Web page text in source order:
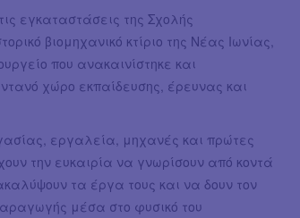
εγκαταστάσεις της Σχολής
βιομηχανικό κτίριο της Νέας Ιωνίας,
που ανακαινίστηκε και
χώρο εκπαίδευσης, έρευνας και
εργαλεία, μηχανές και πρώτες
την ευκαιρία να γνωρίσουν από κοντά
τα έργα τους και να δουν τον
μέσα στο φυσικό του